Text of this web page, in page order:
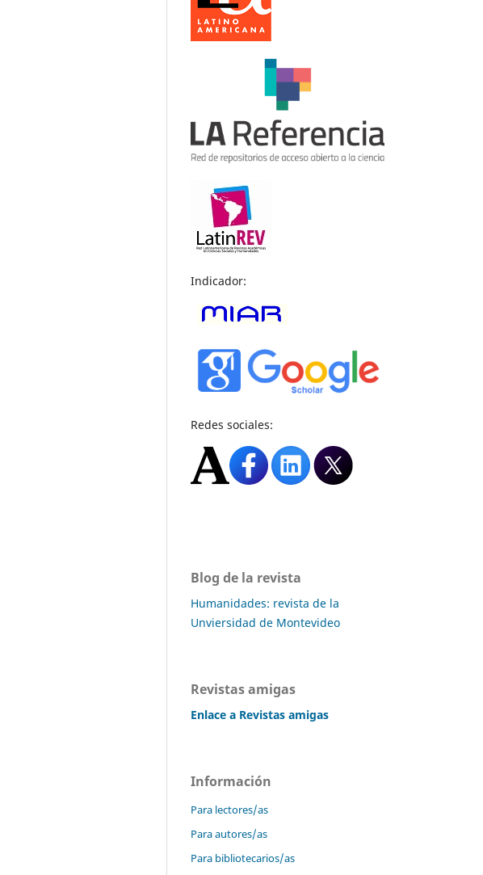
Indicador:
Redes sociales:
Blog de la revista
Humanidades: revista de la
Unviersidad de Montevideo
Revistas amigas
Enlace a Revistas amigas
Información
Para lectores/as
Para autores/as
Para bibliotecarios/as